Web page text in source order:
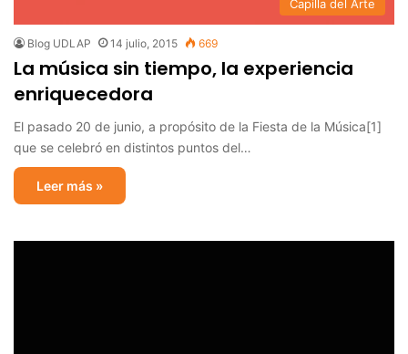
Capilla del Arte
Blog UDLAP 14 julio, 2015 669
La música sin tiempo, la experiencia
enriquecedora
El pasado 20 de junio, a propósito de la Fiesta de la Música[1]
que se celebró en distintos puntos del…
Leer más »